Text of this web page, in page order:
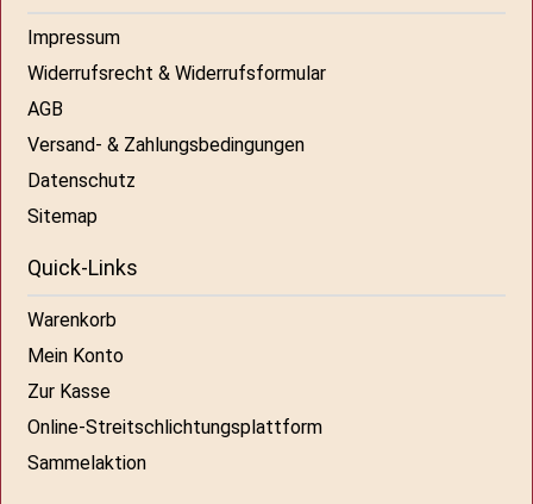
Impressum
Widerrufsrecht & Widerrufsformular
AGB
Versand- & Zahlungsbedingungen
Datenschutz
Sitemap
Quick-Links
Warenkorb
Mein Konto
Zur Kasse
Online-Streitschlichtungsplattform
Sammelaktion